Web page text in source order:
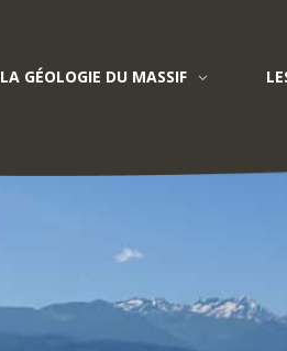
LA GÉOLOGIE DU MASSIF